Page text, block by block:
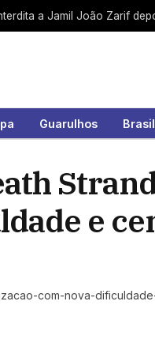
Guarulhos Brasil
e